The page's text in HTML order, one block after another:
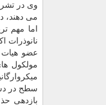
وی در
می دهند،
اما مهم
عضو هیات
مولكول
سطح در